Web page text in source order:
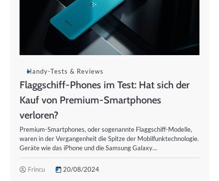
Handy-Tests & Reviews
Flaggschiff-Phones im Test: Hat sich der
Kauf von Premium-Smartphones
verloren?
Premium-Smartphones, oder sogenannte Flaggschiff-Modelle,
waren in der Vergangenheit die Spitze der Mobilfunktechnologie.
Geräte wie das iPhone und die Samsung Galaxy…
Frincu 20/08/2024